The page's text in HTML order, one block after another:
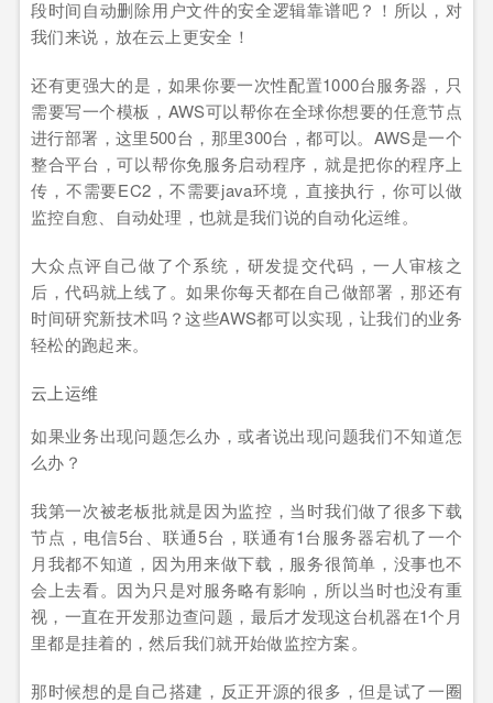
段时间自动删除用户文件的安全逻辑靠谱吧？！所以，对
我们来说，放在云上更安全！
还有更强大的是，如果你要一次性配置1000台服务器，只
需要写一个模板，AWS可以帮你在全球你想要的任意节点
进行部署，这里500台，那里300台，都可以。AWS是一个
整合平台，可以帮你免服务启动程序，就是把你的程序上
传，不需要EC2，不需要java环境，直接执行，你可以做
监控自愈、自动处理，也就是我们说的自动化运维。
大众点评自己做了个系统，研发提交代码，一人审核之
后，代码就上线了。如果你每天都在自己做部署，那还有
时间研究新技术吗？这些AWS都可以实现，让我们的业务
轻松的跑起来。
云上运维
如果业务出现问题怎么办，或者说出现问题我们不知道怎
么办？
我第一次被老板批就是因为监控，当时我们做了很多下载
节点，电信5台、联通5台，联通有1台服务器宕机了一个
月我都不知道，因为用来做下载，服务很简单，没事也不
会上去看。因为只是对服务略有影响，所以当时也没有重
视，一直在开发那边查问题，最后才发现这台机器在1个月
里都是挂着的，然后我们就开始做监控方案。
那时候想的是自己搭建，反正开源的很多，但是试了一圈